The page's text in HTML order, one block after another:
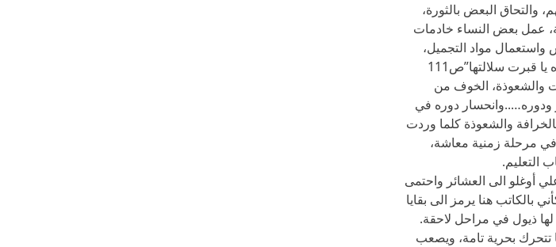
والتحاق البعض بالثورة،
عمل بعض النساء خادمات
واستعمال مواد التجميل،
وَشْمُ بعض النساء كنوع من التزين، استعمال بعض الشتائم الشعبية مثل”مزنبره يا قبرت سلالتها”ص111
والشعوذة، الخوف من
ودوره…..وانحسار دوره في
والشعوذة كلما وردت
في مرحلة زمنية معاشة،
التعليم.
أوغلو الى العشائر واحتمى
بالكاتب هنا يرمز الى بقايا
لها ذيول في مراحل لاحقة.
تتحرك بحرية تامة، ويصعب